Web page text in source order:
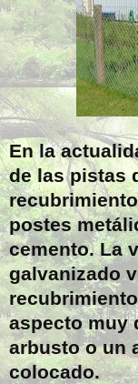
En la
de las pistas
postes
cemento. La
galvanizado
aspecto muy
arbusto o un
colocado.